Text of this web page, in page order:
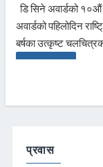
डि सिने अवार्डको
अवार्डको पहिलोदिन
बर्षका उत्कृष्ट
READ MORE
प्रवास